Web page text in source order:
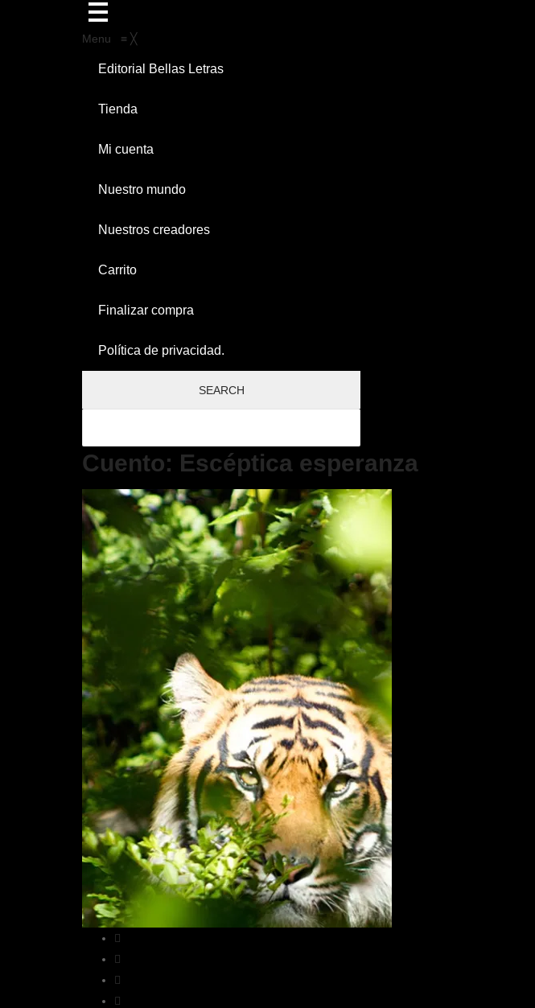
Menu ≡ ╳
Editorial Bellas Letras
Tienda
Mi cuenta
Nuestro mundo
Nuestros creadores
Carrito
Finalizar compra
Política de privacidad.
Cuento: Escéptica esperanza